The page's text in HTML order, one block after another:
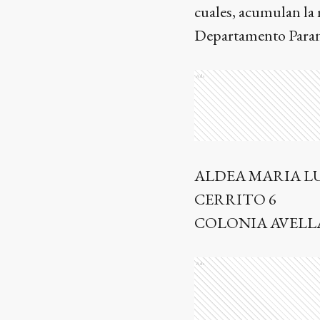
cuales, acumulan
Departamento
Ads
ALDEA MARIA
CERRITO 6
COLONIA
Ads